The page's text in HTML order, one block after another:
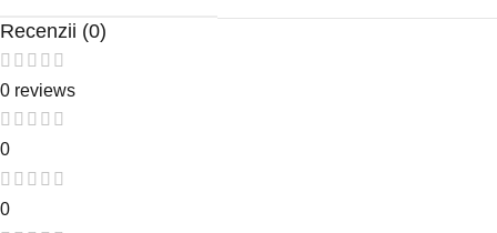
Recenzii (0)
0 reviews
0
0